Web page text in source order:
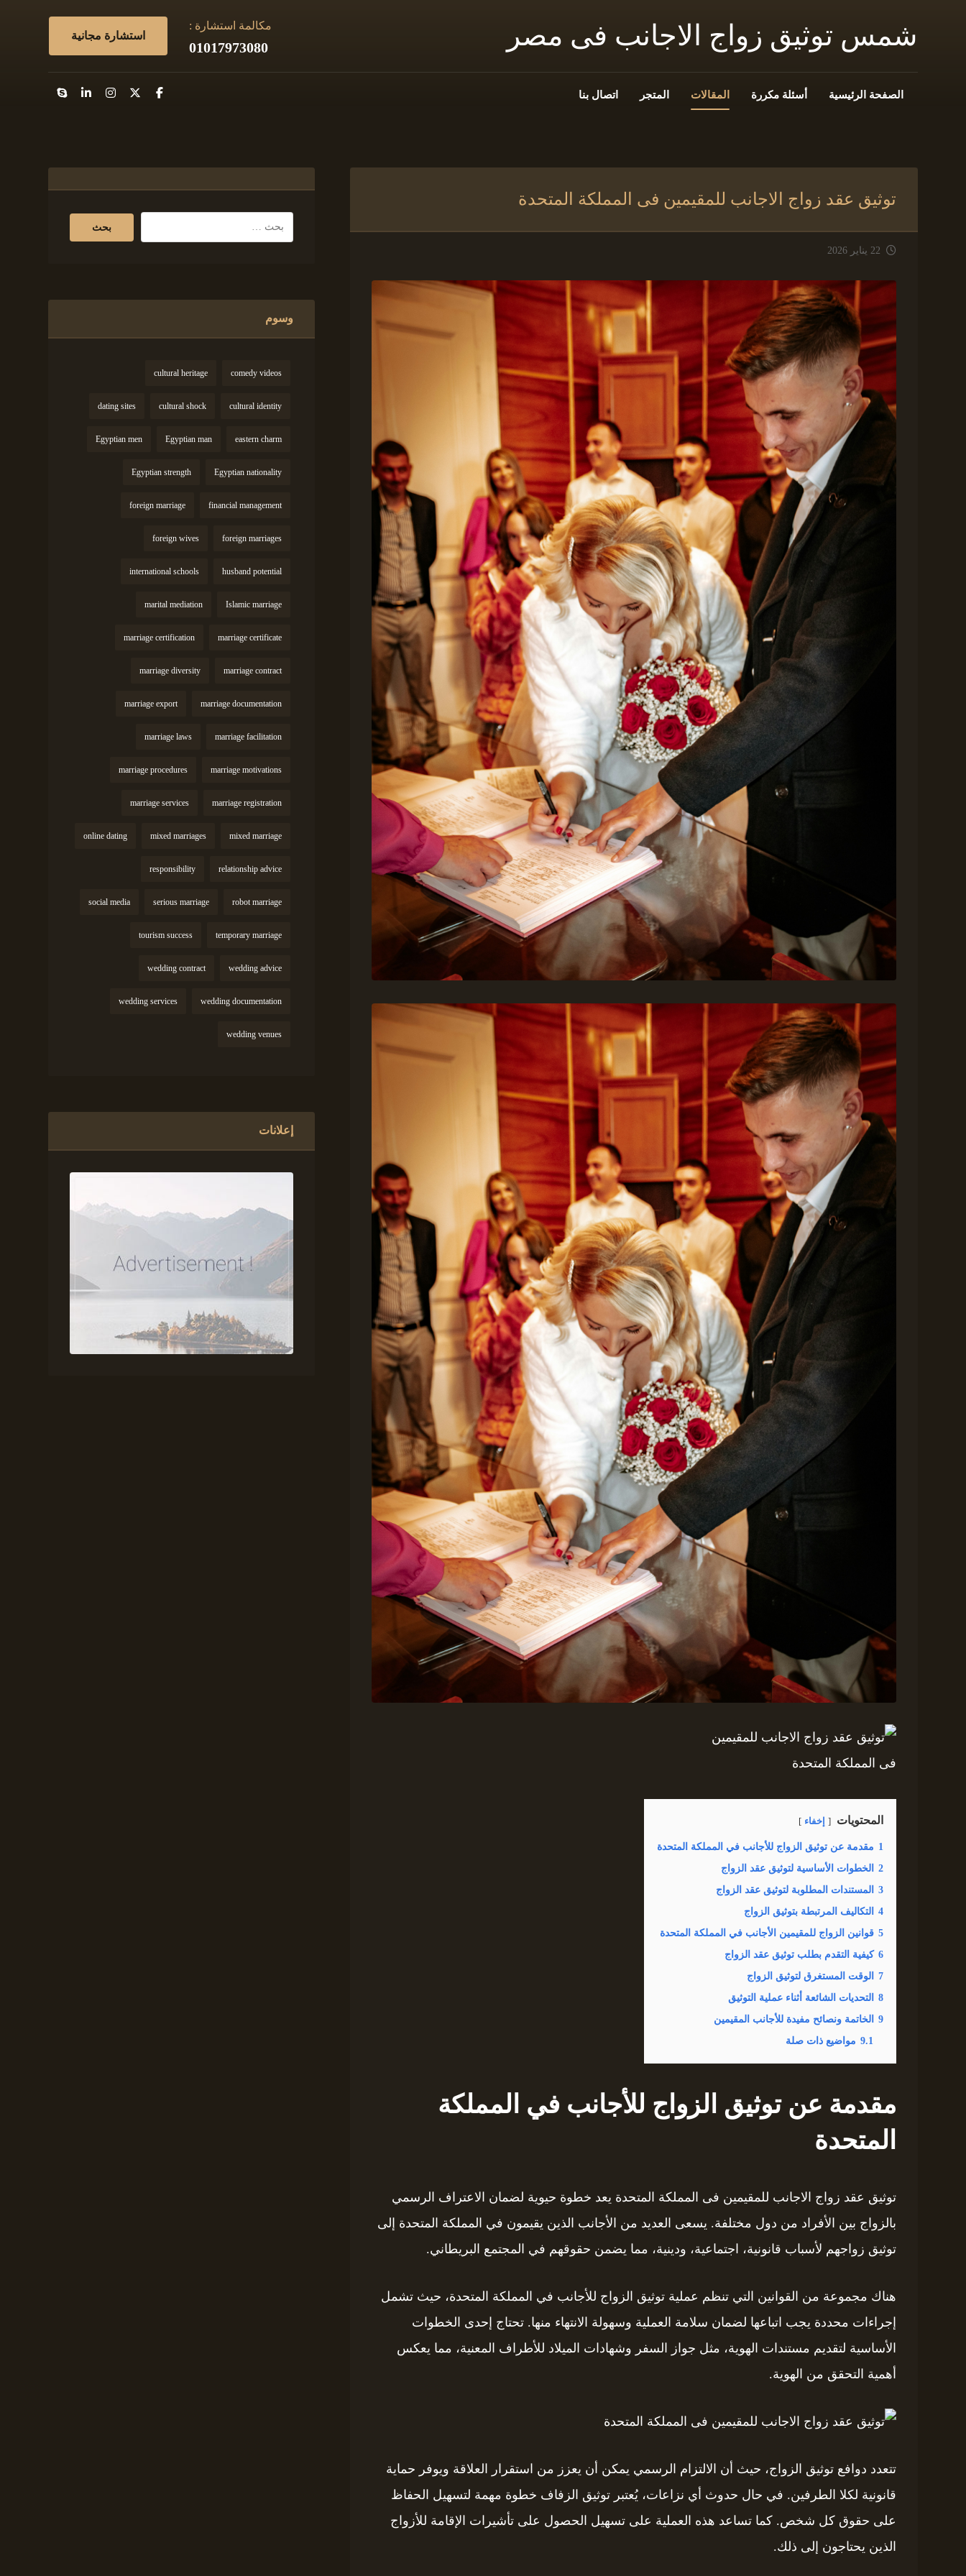
شمس توثيق زواج الاجانب فى مصر استشارة مجانية
مكالمة استشارة :
01017973080
الصفحة الرئيسية أسئلة مكررة المقالات المتجر اتصال بنا
توثيق عقد زواج الاجانب للمقيمين فى المملكة المتحدة
22 يناير 2026
المحتويات إخفاء
1 مقدمة عن توثيق الزواج للأجانب في المملكة المتحدة
2
الخطوات الأساسية لتوثيق عقد الزواج
3
المستندات المطلوبة لتوثيق عقد الزواج
4
التكاليف المرتبطة بتوثيق الزواج
5 قوانين الزواج للمقيمين الأجانب في المملكة المتحدة
6 كيفية التقدم بطلب توثيق عقد الزواج
7
الوقت المستغرق لتوثيق الزواج
8
التحديات الشائعة أثناء عملية التوثيق
9
الخاتمة ونصائح مفيدة للأجانب المقيمين
9.1 مواضيع ذات صلة
مقدمة عن توثيق الزواج للأجانب في المملكة
المتحدة
توثيق عقد زواج الاجانب للمقيمين فى المملكة المتحدة يعد خطوة حيوية لضمان الاعتراف الرسمي
بالزواج بين الأفراد من دول مختلفة. يسعى العديد من الأجانب الذين يقيمون في المملكة المتحدة إلى
توثيق زواجهم لأسباب قانونية، اجتماعية، ودينية، مما يضمن حقوقهم في المجتمع البريطاني.
هناك مجموعة من القوانين التي تنظم عملية توثيق الزواج للأجانب في المملكة المتحدة، حيث تشمل
إجراءات محددة يجب اتباعها لضمان سلامة العملية وسهولة الانتهاء منها. تحتاج إحدى الخطوات
الأساسية لتقديم مستندات الهوية، مثل جواز السفر وشهادات الميلاد للأطراف المعنية، مما يعكس
أهمية التحقق من الهوية.
تتعدد دوافع توثيق الزواج، حيث أن الالتزام الرسمي يمكن أن يعزز من استقرار العلاقة ويوفر حماية
قانونية لكلا الطرفين. في حال حدوث أي نزاعات، يُعتبر توثيق الزفاف خطوة مهمة لتسهيل الحفاظ
على حقوق كل شخص. كما تساعد هذه العملية على تسهيل الحصول على تأشيرات الإقامة للأزواج
الذين يحتاجون إلى ذلك.
وسوم
comedy videos
cultural heritage
cultural identity
cultural shock
dating sites
eastern charm
Egyptian man
Egyptian men
Egyptian nationality
Egyptian strength
financial management
foreign marriage
foreign marriages
foreign wives
husband potential
international schools
Islamic marriage
marital mediation
marriage certificate
marriage certification
marriage contract
marriage diversity
marriage documentation
marriage export
marriage facilitation
marriage laws
marriage motivations
marriage procedures
marriage registration
marriage services
mixed marriage
mixed marriages
online dating
relationship advice
responsibility
robot marriage
serious marriage
social media
temporary marriage
tourism success
wedding advice
wedding contract
wedding documentation
wedding services
wedding venues
إعلانات